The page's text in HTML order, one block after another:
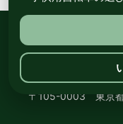
総合自転車専
〒105-0003 東京都